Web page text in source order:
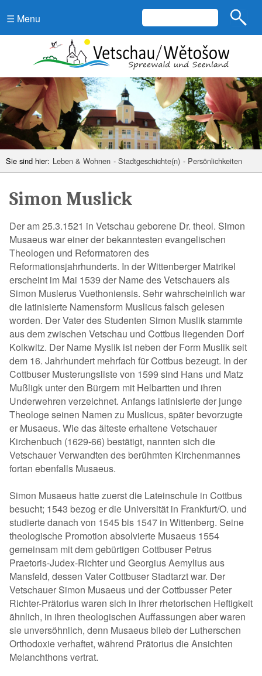
☰ Menu
Sie sind hier: Leben & Wohnen - Stadtgeschichte(n) - Persönlichkeiten
Simon Muslick
Der am 25.3.1521 in Vetschau geborene Dr. theol. Simon
Musaeus war einer der bekanntesten evangelischen
Theologen und Reformatoren des
Reformationsjahrhunderts. In der Wittenberger Matrikel
erscheint im Mai 1539 der Name des Vetschauers als
Simon Muslerus Vuethoniensis. Sehr wahrscheinlich war
die latinisierte Namensform Muslicus falsch gelesen
worden. Der Vater des Studenten Simon Muslik stammte
aus dem zwischen Vetschau und Cottbus liegenden Dorf
Kolkwitz. Der Name Myslik ist neben der Form Muslik seit
dem 16. Jahrhundert mehrfach für Cottbus bezeugt. In der
Cottbuser Musterungsliste von 1599 sind Hans und Matz
Mußligk unter den Bürgern mit Helbartten und ihren
Underwehren verzeichnet. Anfangs latinisierte der junge
Theologe seinen Namen zu Muslicus, später bevorzugte
er Musaeus. Wie das älteste erhaltene Vetschauer
Kirchenbuch (1629-66) bestätigt, nannten sich die
Vetschauer Verwandten des berühmten Kirchenmannes
fortan ebenfalls Musaeus.
Simon Musaeus hatte zuerst die Lateinschule in Cottbus
besucht; 1543 bezog er die Universität in Frankfurt/O. und
studierte danach von 1545 bis 1547 in Wittenberg. Seine
theologische Promotion absolvierte Musaeus 1554
gemeinsam mit dem gebürtigen Cottbuser Petrus
Praetoris-Judex-Richter und Georgius Aemylius aus
Mansfeld, dessen Vater Cottbuser Stadtarzt war. Der
Vetschauer Simon Musaeus und der Cottbusser Peter
Richter-Prätorius waren sich in ihrer rhetorischen Heftigkeit
ähnlich, in ihren theologischen Auffassungen aber waren
sie unversöhnlich, denn Musaeus blieb der Lutherschen
Orthodoxie verhaftet, während Prätorius die Ansichten
Melanchthons vertrat.